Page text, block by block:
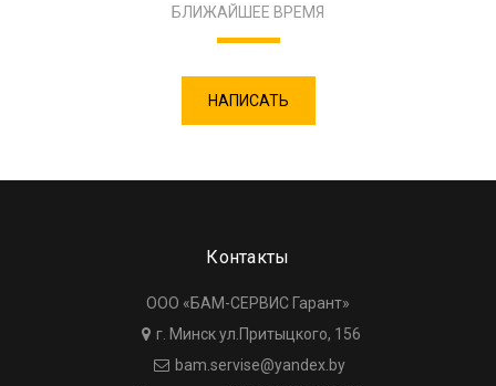
БЛИЖАЙШЕЕ ВРЕМЯ
НАПИСАТЬ
Контакты
ООО «БАМ-СЕРВИС Гарант»
г. Минск ул.Притыцкого, 156
bam.servise@yandex.by